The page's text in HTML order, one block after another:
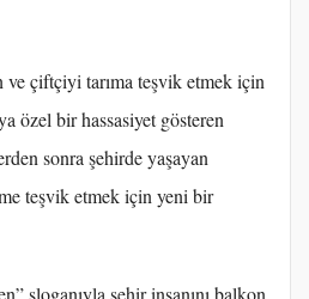
ve çiftçiyi tarıma teşvik etmek için
özel bir hassasiyet gösteren
sonra şehirde yaşayan
teşvik etmek için yeni bir
sloganıyla şehir insanını balkon